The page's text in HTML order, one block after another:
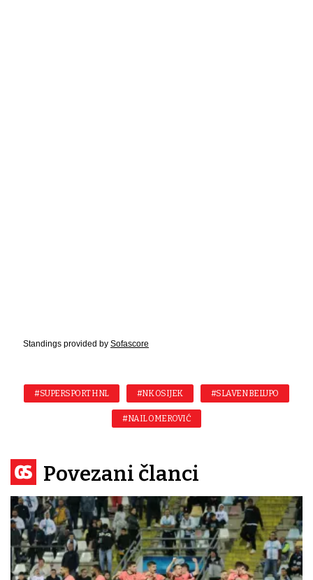
Standings provided by Sofascore
#SUPERSPORT HNL #NK OSIJEK #SLAVEN BELUPO
#NAIL OMEROVIĆ
Povezani članci